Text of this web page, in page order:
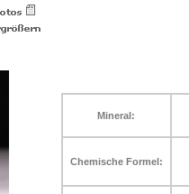
Mineral:
Chemische Formel: